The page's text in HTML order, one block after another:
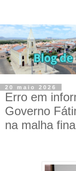
20 maio 2026
Erro em
Governo
na malha